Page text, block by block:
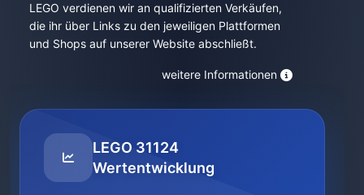
LEGO verdienen wir an qualifizierten Verkäufen,
die ihr über Links zu den jeweiligen Plattformen
und Shops auf unserer Website abschließt.
weitere Informationen
LEGO 31124
Wertentwicklung